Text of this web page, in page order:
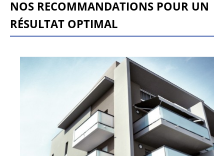
NOS RECOMMANDATIONS POUR UN
RÉSULTAT OPTIMAL